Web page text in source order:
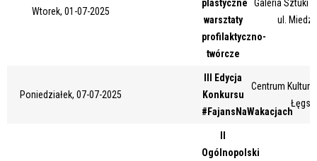
Wtorek, 01-07-2025
plastyczne
warsztaty
profilaktyczno-
twórcze
Galeria Sztuki
ul.
Poniedziałek, 07-07-2025
III Edycja
Konkursu
#FajansNaWakacjach
Centrum Kultury
Ogólnopolski